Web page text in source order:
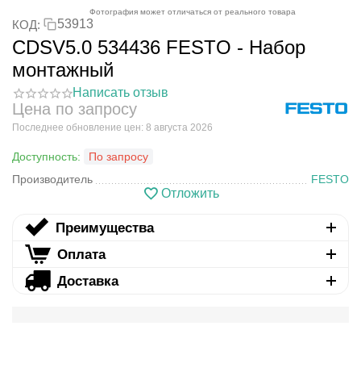
Фотография может отличаться от реального товара
КОД: 53913
CDSV5.0 534436 FESTO - Набор
монтажный
Написать отзыв
Цена по запросу
Последнее обновление цен: 8 августа 2026
Доступность:
По запросу
Производитель
FESTO
Отложить
Преимущества
Оплата
Доставка